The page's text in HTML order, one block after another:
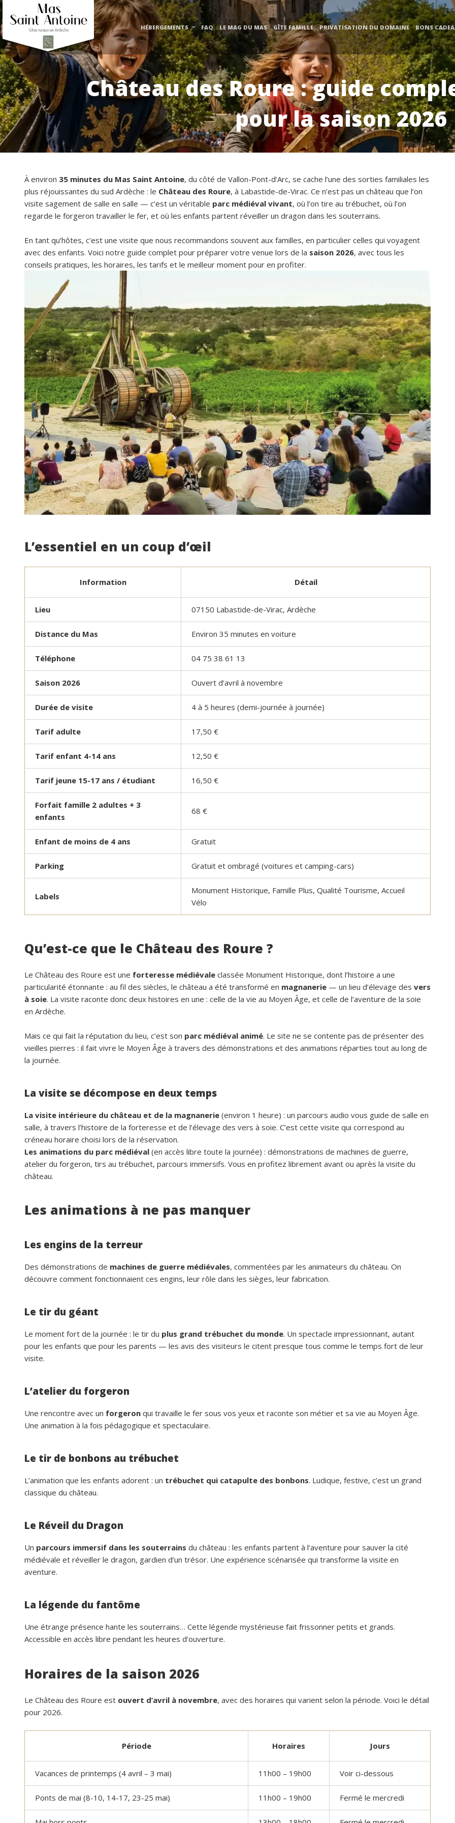
HÉBERGEMENTS FAQ LE MAG DU MAS GÎTE FAMILLE PRIVATISATION DU DOMAINE BONS
Château des Roure : guide
pour la saison 2026
À environ 35 minutes du Mas Saint Antoine, du côté de Vallon-Pont-d’Arc, se cache l’une des sorties familiales les
plus réjouissantes du sud Ardèche : le Château des Roure, à Labastide-de-Virac. Ce n’est pas un château que l’on
visite sagement de salle en salle — c’est un véritable parc médiéval vivant, où l’on tire au trébuchet, où l’on
regarde le forgeron travailler le fer, et où les enfants partent réveiller un dragon dans les souterrains.
En tant qu’hôtes, c’est une visite que nous recommandons souvent aux familles, en particulier celles qui voyagent
avec des enfants. Voici notre guide complet pour préparer votre venue lors de la saison 2026, avec tous les
conseils pratiques, les horaires, les tarifs et le meilleur moment pour en profiter.
L’essentiel en un coup d’œil
Information Détail
Lieu 07150 Labastide-de-Virac, Ardèche
Distance du Mas Environ 35 minutes en voiture
Téléphone 04 75 38 61 13
Saison 2026 Ouvert d’avril à novembre
Durée de visite 4 à 5 heures (demi-journée à journée)
Tarif adulte 17,50 €
Tarif enfant 4-14 ans 12,50 €
Tarif jeune 15-17 ans / étudiant 16,50 €
Forfait famille 2 adultes + 3
enfants
68 €
Enfant de moins de 4 ans Gratuit
Parking Gratuit et ombragé (voitures et camping-cars)
Labels
Monument Historique, Famille Plus, Qualité Tourisme, Accueil
Vélo
Qu’est-ce que le Château des Roure ?
Le Château des Roure est une forteresse médiévale classée Monument Historique, dont l’histoire a une
particularité étonnante : au fil des siècles, le château a été transformé en magnanerie — un lieu d’élevage des vers
à soie. La visite raconte donc deux histoires en une : celle de la vie au Moyen Âge, et celle de l’aventure de la soie
en Ardèche.
Mais ce qui fait la réputation du lieu, c’est son parc médiéval animé. Le site ne se contente pas de présenter des
vieilles pierres : il fait vivre le Moyen Âge à travers des démonstrations et des animations réparties tout au long de
la journée.
La visite se décompose en deux temps
La visite intérieure du château et de la magnanerie (environ 1 heure) : un parcours audio vous guide de salle en
salle, à travers l’histoire de la forteresse et de l’élevage des vers à soie. C’est cette visite qui correspond au
créneau horaire choisi lors de la réservation.
Les animations du parc médiéval (en accès libre toute la journée) : démonstrations de machines de guerre,
atelier du forgeron, tirs au trébuchet, parcours immersifs. Vous en profitez librement avant ou après la visite du
château.
Les animations à ne pas manquer
Les engins de la terreur
Des démonstrations de machines de guerre médiévales, commentées par les animateurs du château. On
découvre comment fonctionnaient ces engins, leur rôle dans les sièges, leur fabrication.
Le tir du géant
Le moment fort de la journée : le tir du plus grand trébuchet du monde. Un spectacle impressionnant, autant
pour les enfants que pour les parents — les avis des visiteurs le citent presque tous comme le temps fort de leur
visite.
L’atelier du forgeron
Une rencontre avec un forgeron qui travaille le fer sous vos yeux et raconte son métier et sa vie au Moyen Âge.
Une animation à la fois pédagogique et spectaculaire.
Le tir de bonbons au trébuchet
L’animation que les enfants adorent : un trébuchet qui catapulte des bonbons. Ludique, festive, c’est un grand
classique du château.
Le Réveil du Dragon
Un parcours immersif dans les souterrains du château : les enfants partent à l’aventure pour sauver la cité
médiévale et réveiller le dragon, gardien d’un trésor. Une expérience scénarisée qui transforme la visite en
aventure.
La légende du fantôme
Une étrange présence hante les souterrains… Cette légende mystérieuse fait frissonner petits et grands.
Accessible en accès libre pendant les heures d’ouverture.
Horaires de la saison 2026
Le Château des Roure est ouvert d’avril à novembre, avec des horaires qui varient selon la période. Voici le détail
pour 2026.
Période Horaires Jours
Vacances de printemps (4 avril – 3 mai) 11h00 – 19h00 Voir ci-dessous
Ponts de mai (8-10, 14-17, 23-25 mai) 11h00 – 19h00 Fermé le mercredi
il y a 25 jours
prestations ( paella, canoë....),que
confortables.Nous reviendrons avec